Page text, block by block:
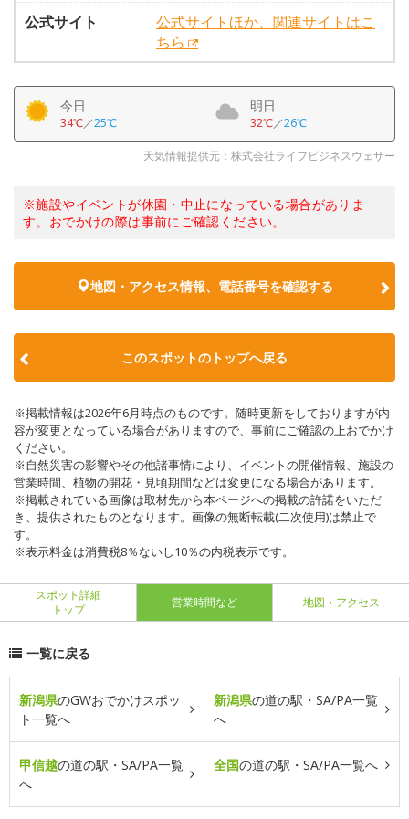
公式サイト
公式サイトほか、関連サイトはこ
ちら
今日
34℃／25℃
明日
32℃／26℃
天気情報提供元：株式会社ライフビジネスウェザー
※施設やイベントが休園・中止になっている場合がありま
す。おでかけの際は事前にご確認ください。
地図・アクセス情報、電話番号を確認する
このスポットのトップへ戻る
※掲載情報は2026年6月時点のものです。随時更新をしておりますが内
容が変更となっている場合がありますので、事前にご確認の上おでかけ
ください。
※自然災害の影響やその他諸事情により、イベントの開催情報、施設の
営業時間、植物の開花・見頃期間などは変更になる場合があります。
※掲載されている画像は取材先から本ページへの掲載の許諾をいただ
き、提供されたものとなります。画像の無断転載(二次使用)は禁止で
す。
※表示料金は消費税8％ないし10％の内税表示です。
スポット詳細
トップ
営業時間など 地図・アクセス
一覧に戻る
新潟県のGWおでかけスポッ
ト一覧へ
新潟県の道の駅・SA/PA一覧
へ
甲信越の道の駅・SA/PA一覧
へ
全国の道の駅・SA/PA一覧へ